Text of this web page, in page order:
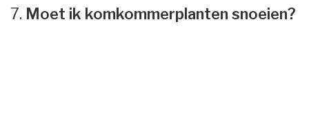
7. Moet ik komkommerplanten snoeien?